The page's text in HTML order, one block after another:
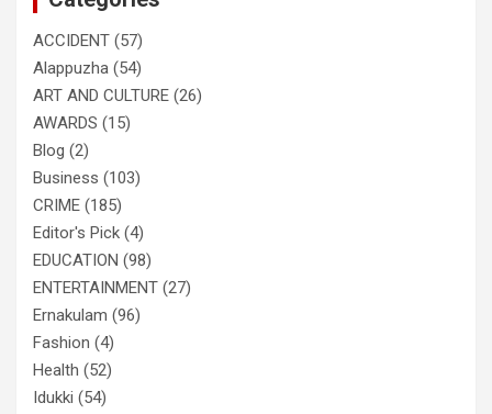
ACCIDENT (57)
Alappuzha (54)
ART AND CULTURE (26)
AWARDS (15)
Blog (2)
Business (103)
CRIME (185)
Editor's Pick (4)
EDUCATION (98)
ENTERTAINMENT (27)
Ernakulam (96)
Fashion (4)
Health (52)
Idukki (54)